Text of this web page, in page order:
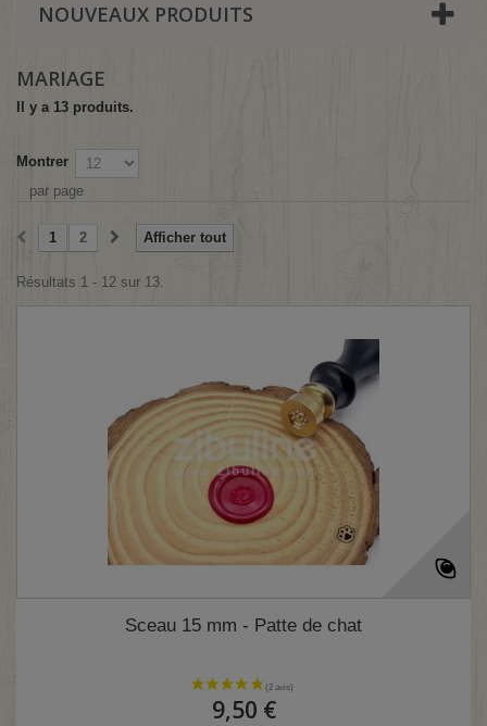
NOUVEAUX PRODUITS
MARIAGE
Il y a 13 produits.
Montrer
par page
Afficher tout
1 2
Résultats 1 - 12 sur 13.
Sceau 15 mm - Patte de chat
9,50 €